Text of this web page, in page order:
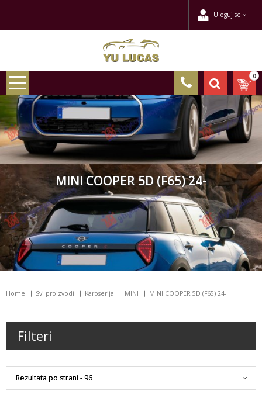
Uloguj se
0
MINI COOPER 5D (F65) 24-
Home Svi proizvodi Karoserija MINI MINI COOPER 5D (F65) 24-
Filteri